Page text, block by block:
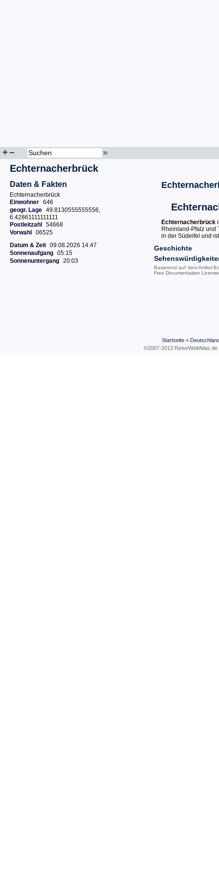
+– »
Echternacherbrück
Daten & Fakten
Echternacherbrück
Einwohner 646
geogr. Lage 49.8130555555556,
6.42861111111111
Postleitzahl
54668
Vorwahl
06525
Datum & Zeit 09.08.2026 14:47
Sonnenaufgang 05:15
Sonnenuntergang 20:03
Echternacherbrück
Rheinland-Pfalz und
in der Südeifel und
Geschichte
Basierend auf dem Artikel
Free Documentation License
Startseite>
©2007-2013